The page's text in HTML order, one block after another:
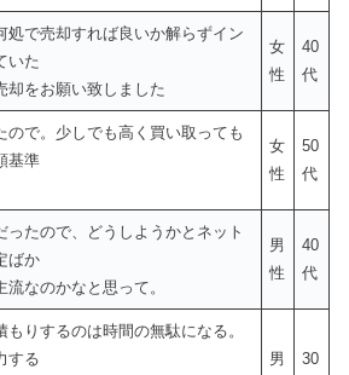
処で売却すれば良いか解らずイン
いた
却をお願い致しました
女
性
40
代
ので。少しでも高く買い取っても
基準
女
性
50
代
ったので、どうしようかとネット
ばか
なのかなと思って。
男
性
40
代
りするのは時間の無駄になる。
する
男
30